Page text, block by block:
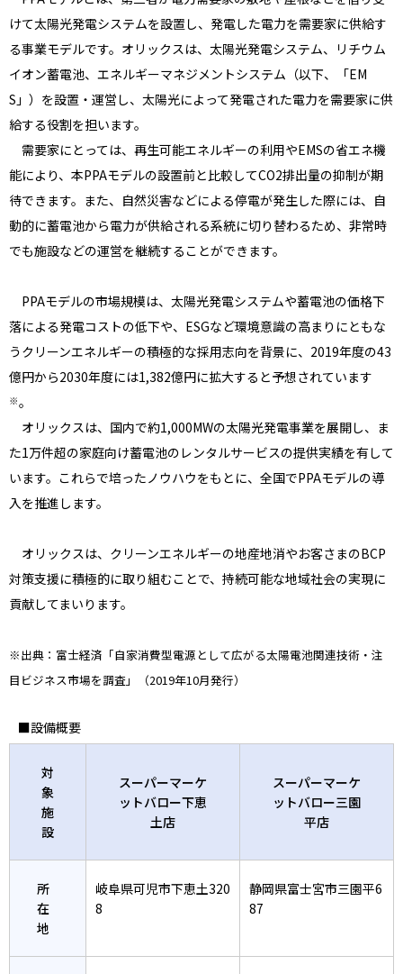
けて太陽光発電システムを設置し、発電した電力を需要家に供給す
る事業モデルです。オリックスは、太陽光発電システム、リチウム
イオン蓄電池、エネルギーマネジメントシステム（以下、「EM
S」）を設置・運営し、太陽光によって発電された電力を需要家に供
給する役割を担います。
需要家にとっては、再生可能エネルギーの利用やEMSの省エネ機
能により、本PPAモデルの設置前と比較してCO2排出量の抑制が期
待できます。また、自然災害などによる停電が発生した際には、自
動的に蓄電池から電力が供給される系統に切り替わるため、非常時
でも施設などの運営を継続することができます。
PPAモデルの市場規模は、太陽光発電システムや蓄電池の価格下
落による発電コストの低下や、ESGなど環境意識の高まりにともな
うクリーンエネルギーの積極的な採用志向を背景に、2019年度の43
億円から2030年度には1,382億円に拡大すると予想されています
※。
オリックスは、国内で約1,000MWの太陽光発電事業を展開し、ま
た1万件超の家庭向け蓄電池のレンタルサービスの提供実績を有して
います。これらで培ったノウハウをもとに、全国でPPAモデルの導
入を推進します。
オリックスは、クリーンエネルギーの地産地消やお客さまのBCP
対策支援に積極的に取り組むことで、持続可能な地域社会の実現に
貢献してまいります。
※出典：富士経済「自家消費型電源として広がる太陽電池関連技術・注
目ビジネス市場を調査」（2019年10月発行）
■設備概要
対
象
施
設
スーパーマーケ
ットバロー下恵
土店
スーパーマーケ
ットバロー三園
平店
所
在
地
岐阜県可児市下恵土320
8
静岡県富士宮市三園平6
87